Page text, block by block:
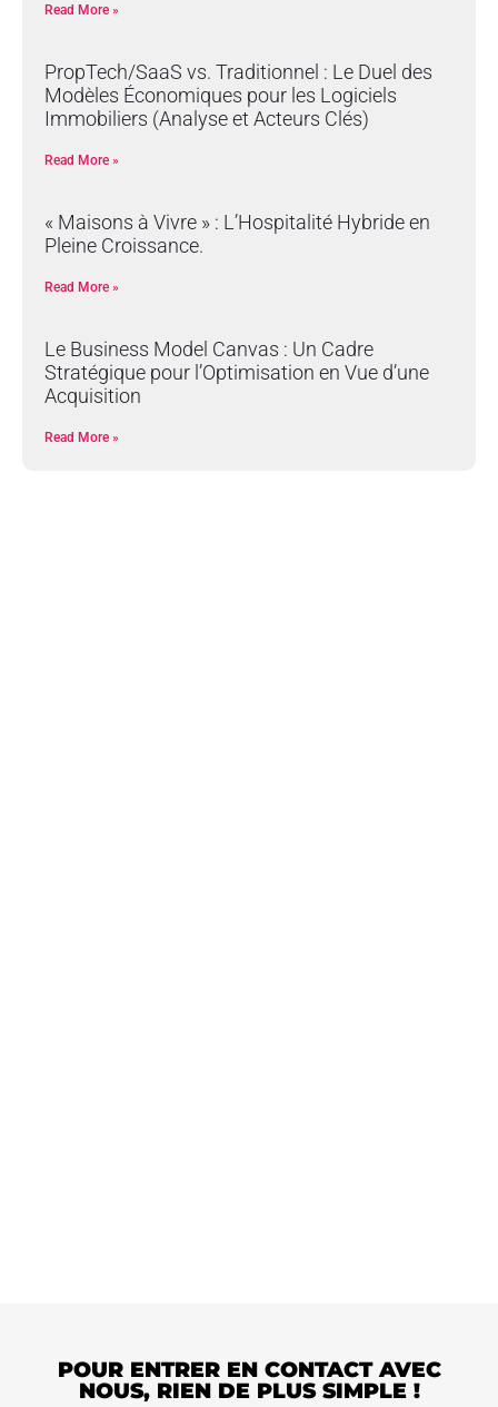
Read More »
PropTech/SaaS vs. Traditionnel : Le Duel des
Modèles Économiques pour les Logiciels
Immobiliers (Analyse et Acteurs Clés)
Read More »
« Maisons à Vivre » : L’Hospitalité Hybride en
Pleine Croissance.
Read More »
Le Business Model Canvas : Un Cadre
Stratégique pour l’Optimisation en Vue d’une
Acquisition
Read More »
POUR ENTRER EN CONTACT AVEC
NOUS, RIEN DE PLUS SIMPLE !